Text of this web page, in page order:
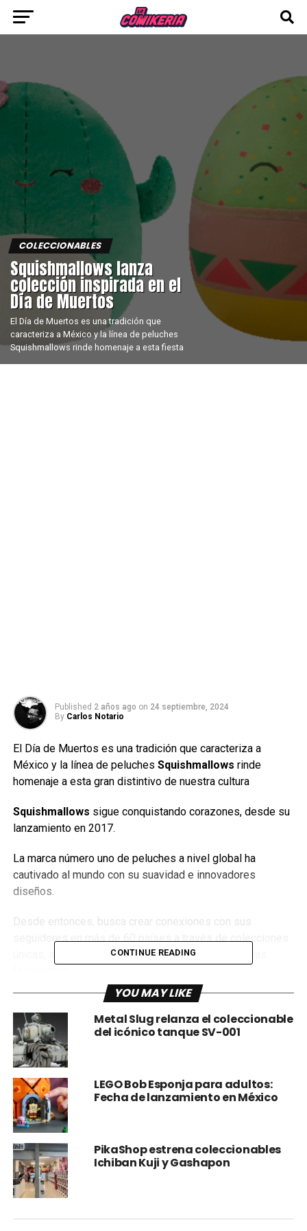
COLECCIONABLES
Squishmallows lanza
colección inspirada en el
Día de Muertos
El Día de Muertos es una tradición que
caracteriza a México y la línea de peluches
Squishmallows rinde homenaje a esta fiesta
Published 2 años ago on 24 septiembre, 2024
By Carlos Notario
El Día de Muertos es una tradición que caracteriza a
México y la línea de peluches Squishmallows rinde
homenaje a esta gran distintivo de nuestra cultura
Squishmallows sigue conquistando corazones, desde su
lanzamiento en 2017.
La marca número uno de peluches a nivel global ha
cautivado al mundo con su suavidad e innovadores
diseños.
Desde entonces, busca crear conexiones con sus
seguidores en más de 60 países a través de colecciones
únicas, algunas de las cuales rinden tributo a culturas
Por supuesto, México no podía quedarse fuera de esta
fiesta.
gastronomía y su biodiversidad única, nuestro país ha
CONTINUE READING
YOU MAY LIKE
Metal Slug relanza el coleccionable
del icónico tanque SV-001
LEGO Bob Esponja para adultos:
Fecha de lanzamiento en México
PikaShop estrena coleccionables
Ichiban Kuji y Gashapon